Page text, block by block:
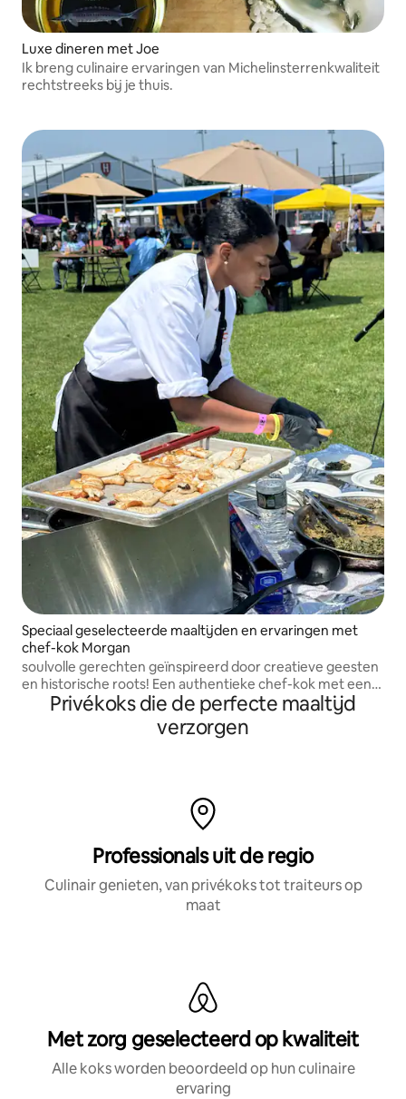
Luxe dineren met Joe
Ik breng culinaire ervaringen van Michelinsterrenkwaliteit
rechtstreeks bij je thuis.
Speciaal geselecteerde maaltijden en ervaringen met
chef-kok Morgan
soulvolle gerechten geïnspireerd door creatieve geesten
en historische roots! Een authentieke chef-kok met een
passie voor het creëren van een onvergetelijke
eetervaring, terwijl hij tegelijkertijd voorlichting geeft
Privékoks die de perfecte maaltijd
verzorgen
Professionals uit de regio
Culinair genieten, van privékoks tot traiteurs op
maat
Met zorg geselecteerd op kwaliteit
Alle koks worden beoordeeld op hun culinaire
ervaring